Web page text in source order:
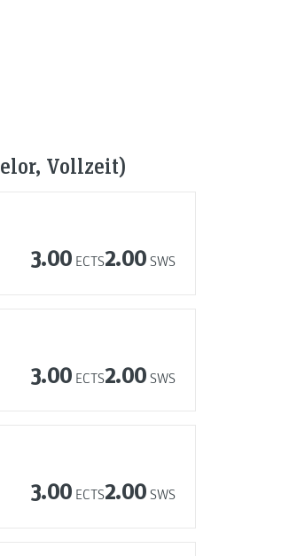
Vollzeit)
3.00 ECTS2.00 SWS
3.00 ECTS2.00 SWS
3.00 ECTS2.00 SWS